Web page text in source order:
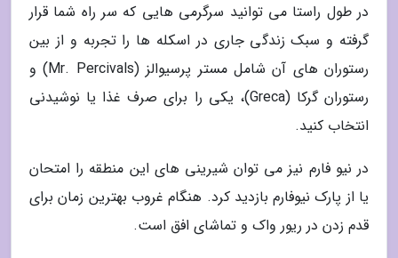
در طول راستا می توانید سرگرمی هایی که سر راه شما قرار
گرفته و سبک زندگی جاری در اسکله ها را تجربه و از بین
رستوران های آن شامل مستر پرسیوالز (Mr. Percivals) و
رستوران گرکا (Greca)، یکی را برای صرف غذا یا نوشیدنی
انتخاب کنید.
در نیو فارم نیز می توان شیرینی های این منطقه را امتحان
یا از پارک نیوفارم بازدید کرد. هنگام غروب بهترین زمان برای
قدم زدن در ریور واک و تماشای افق است.